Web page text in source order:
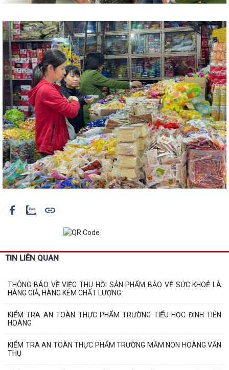
TIN LIÊN QUAN
THÔNG BÁO VỀ VIỆC THU HỒI SẢN PHẨM BẢO VỆ SỨC KHOẺ LÀ
HÀNG GIẢ, HÀNG KÉM CHẤT LƯỢNG
KIỂM TRA AN TOÀN THỰC PHẨM TRƯỜNG TIỂU HỌC ĐINH TIÊN
HOÀNG
KIỂM TRA AN TOÀN THỰC PHẨM TRƯỜNG MẦM NON HOÀNG VĂN
THỤ